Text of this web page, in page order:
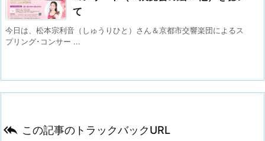
て
今日は、松本宗利音（しゅうりひと）さん＆京都市交響楽団によるス
プリング･コンサー ...
 この記事のトラックバックURL